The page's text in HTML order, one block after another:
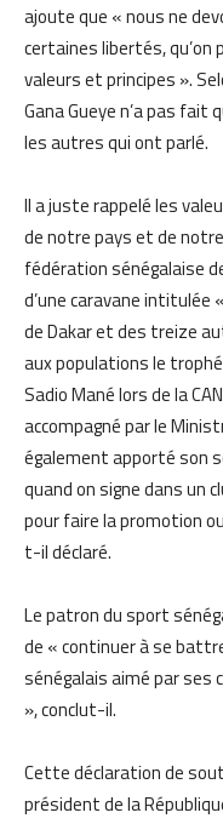
ajoute que « nous ne
certaines libertés,
valeurs et principes ».
Gana Gueye n’a pas fait
les autres qui ont parlé.
Il a juste rappelé les
de notre pays et de
fédération sénégalaise
d’une caravane intitulée
de Dakar et des treize
aux populations le
Sadio Mané lors de la
accompagné par le
également apporté son
quand on signe dans un
pour faire la promotion
t-il déclaré.
Le patron du sport
de « continuer à se
sénégalais aimé par
», conclut-il.
Cette déclaration de
président de la